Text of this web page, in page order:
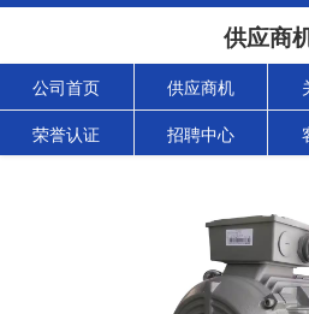
供应商
公司首页 供应商机
荣誉认证 招聘中心